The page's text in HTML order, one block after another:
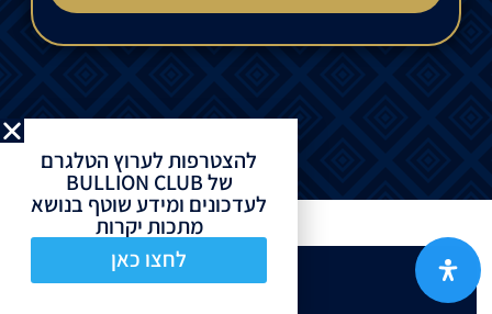
להצטרפות לערוץ הטלגרם
של BULLION CLUB
לעדכונים ומידע שוטף בנושא
מתכות יקרות
לחצו כאן